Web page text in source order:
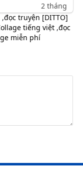
2 tháng
trước
2 tháng
,đọc truyện [DITTO]
tiếng việt ,đọc
miễn phí